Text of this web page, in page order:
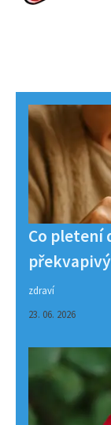
Co pletení
zdraví
23. 06. 2026